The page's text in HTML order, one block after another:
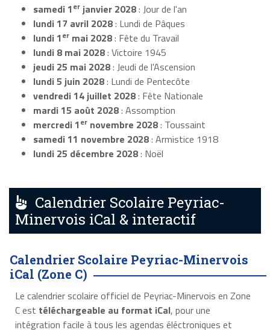
samedi 1er janvier 2028: Jour de l'an
lundi 17 avril 2028: Lundi de Pâques
lundi 1er mai 2028: Fête du Travail
lundi 8 mai 2028: Victoire 1945
jeudi 25 mai 2028: Jeudi de l'Ascension
lundi 5 juin 2028: Lundi de Pentecôte
vendredi 14 juillet 2028: Fête Nationale
mardi 15 août 2028: Assomption
mercredi 1er novembre 2028: Toussaint
samedi 11 novembre 2028: Armistice 1918
lundi 25 décembre 2028: Noël
Calendrier Scolaire Peyriac-
Minervois iCal & interactif
Calendrier Scolaire Peyriac-Minervois
iCal (Zone C)
Le calendrier scolaire officiel de Peyriac-Minervois en Zone
C est téléchargeable au format iCal, pour une
intégration facile à tous les agendas éléctroniques et